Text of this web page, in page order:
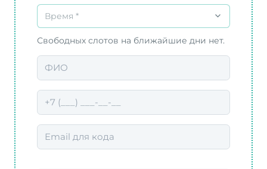
Время *
Свободных слотов на ближайшие дни нет.